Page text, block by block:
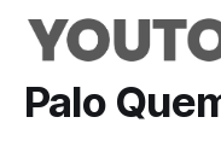
Palo